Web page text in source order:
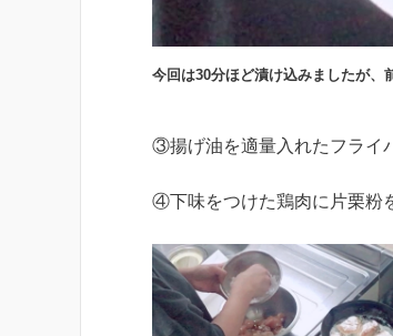
今回は30分ほど漬け込みましたが、
③揚げ油を適量入れたフライ
④下味をつけた鶏肉に片栗粉